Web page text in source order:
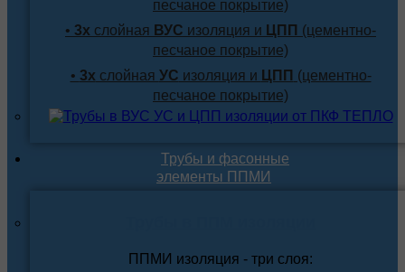
песчаное покрытие)
• 3х слойная ВУС изоляция и ЦПП (цементно-
песчаное покрытие)
• 3х слойная УС изоляция и ЦПП (цементно-
песчаное покрытие)
Трубы и фасонные
элементы ППМИ
ППМИ изоляция - три слоя: